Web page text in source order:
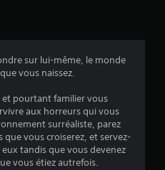
4
.
sur lui-même, le monde
vous naissez.
pourtant familier vous
aux horreurs qui vous
surréaliste, parez
vous croiserez, et servez-
tandis que vous devenez
vous étiez autrefois.